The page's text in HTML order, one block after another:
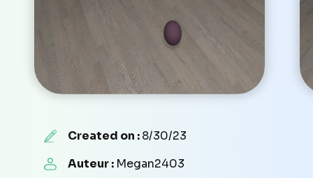
Created on :8/30/23
Auteur : Megan2403